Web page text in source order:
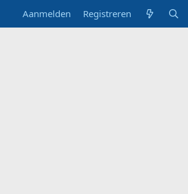
Aanmelden Registreren